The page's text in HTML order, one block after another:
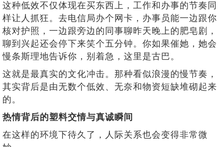
这种低效不仅体现在买东西上，工作和办事的节奏同
样让人抓狂。去电信局办个网卡，办事员能一边跟你
核对护照，一边跟旁边的同事聊昨天晚上的肥皂剧，
聊到兴起还会停下来笑个五分钟。你如果催她，她会
慢条斯理地告诉你，别着急，这里是古巴。
这就是最真实的文化冲击。那种看似浪漫的慢节奏，
其实背后是由无数个低效、无奈和物资短缺堆砌起来
的。
热情背后的塑料交情与真诚瞬间
在这样的环境下待久了，人际关系也会变得非常微